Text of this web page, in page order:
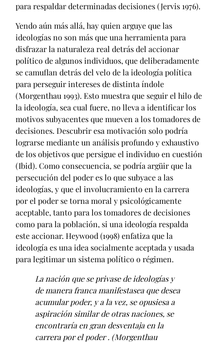
para respaldar determinadas decisiones (Jervis 1976).
Yendo aún más allá, hay quien arguye que las
ideologías no son más que una herramienta para
disfrazar la naturaleza real detrás del accionar
político de algunos individuos, que deliberadamente
se camuflan detrás del velo de la ideología política
para perseguir intereses de distinta índole
(Morgenthau 1993). Esto muestra que seguir el hilo de
la ideología, sea cual fuere, no lleva a identificar los
motivos subyacentes que mueven a los tomadores de
decisiones. Descubrir esa motivación solo podría
lograrse mediante un análisis profundo y exhaustivo
de los objetivos que persigue el individuo en cuestión
(Ibid). Como consecuencia, se podría argüir que la
persecución del poder es lo que subyace a las
ideologías, y que el involucramiento en la carrera
por el poder se torna moral y psicológicamente
aceptable, tanto para los tomadores de decisiones
como para la población, si una ideología respalda
este accionar. Heywood (1998) enfatiza que la
ideología es una idea socialmente aceptada y usada
para legitimar un sistema político o régimen.
La nación que se privase de ideologías y
de manera franca manifestasea que desea
acumular poder, y a la vez, se opusiesa a
aspiración similar de otras naciones, se
encontraría en gran desventaja en la
carrera por el poder . (Morgenthau